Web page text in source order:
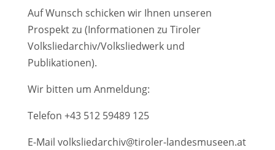
Auf Wunsch schicken wir Ihnen unseren
Prospekt zu (Informationen zu Tiroler
Volksliedarchiv/Volksliedwerk und
Publikationen).
Wir bitten um Anmeldung:
Telefon +43 512 59489 125
E-Mail volksliedarchiv@tiroler-landesmuseen.at